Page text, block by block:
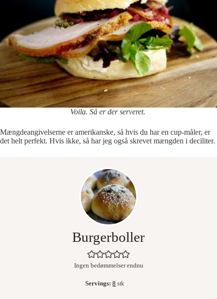
Voila. Så er der serveret.
Mængdeangivelserne er amerikanske, så hvis du har en cup-måler, er
det helt perfekt. Hvis ikke, så har jeg også skrevet mængden i deciliter.
Burgerboller
Ingen bedømmelser endnu
Servings:8 stk